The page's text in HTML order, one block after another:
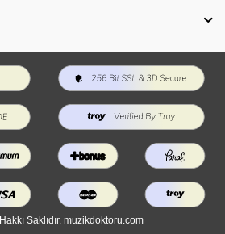
Saklıdır. muzikdoktoru.com